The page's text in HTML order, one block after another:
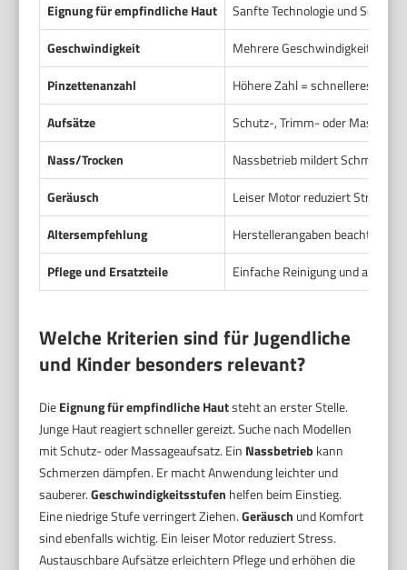
Eignung für empfindliche Haut
Sanfte Technologie und
Geschwindigkeit
Mehrere
Pinzettenanzahl
Höhere Zahl = schnelleres
Aufsätze
Schutz-, Trimm- oder
Nass/Trocken
Nassbetrieb mildert Schmerz
Geräusch
Leiser Motor reduziert Stress
Altersempfehlung
Herstellerangaben beachten.
Pflege und Ersatzteile
Einfache Reinigung und
Welche Kriterien sind für Jugendliche
und Kinder besonders relevant?
DieEignung für empfindliche Hautsteht an erster Stelle.
Junge Haut reagiert schneller gereizt. Suche nach Modellen
mit Schutz- oder Massageaufsatz. Ein Nassbetrieb kann
Schmerzen dämpfen. Er macht Anwendung leichter und
sauberer.Geschwindigkeitsstufen helfen beim Einstieg.
Eine niedrige Stufe verringert Ziehen.Geräusch und Komfort
sind ebenfalls wichtig. Ein leiser Motor reduziert Stress.
Austauschbare Aufsätze erleichtern Pflege und erhöhen die